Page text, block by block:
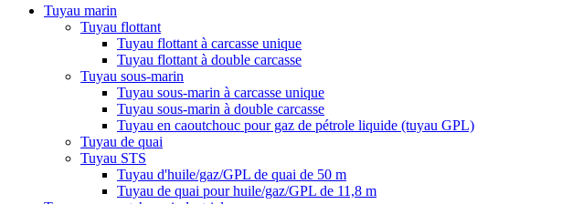
Tuyau marin
Tuyau flottant
Tuyau flottant à carcasse unique
Tuyau flottant à double carcasse
Tuyau sous-marin
Tuyau sous-marin à carcasse unique
Tuyau sous-marin à double carcasse
Tuyau en caoutchouc pour gaz de pétrole liquide (tuyau GPL)
Tuyau de quai
Tuyau STS
Tuyau d'huile/gaz/GPL de quai de 50 m
Tuyau de quai pour huile/gaz/GPL de 11,8 m